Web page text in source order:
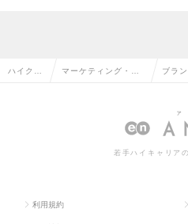
ハイクラ マーケティング・販 ブラ
の転職
若手ハイキャリア
利用規約